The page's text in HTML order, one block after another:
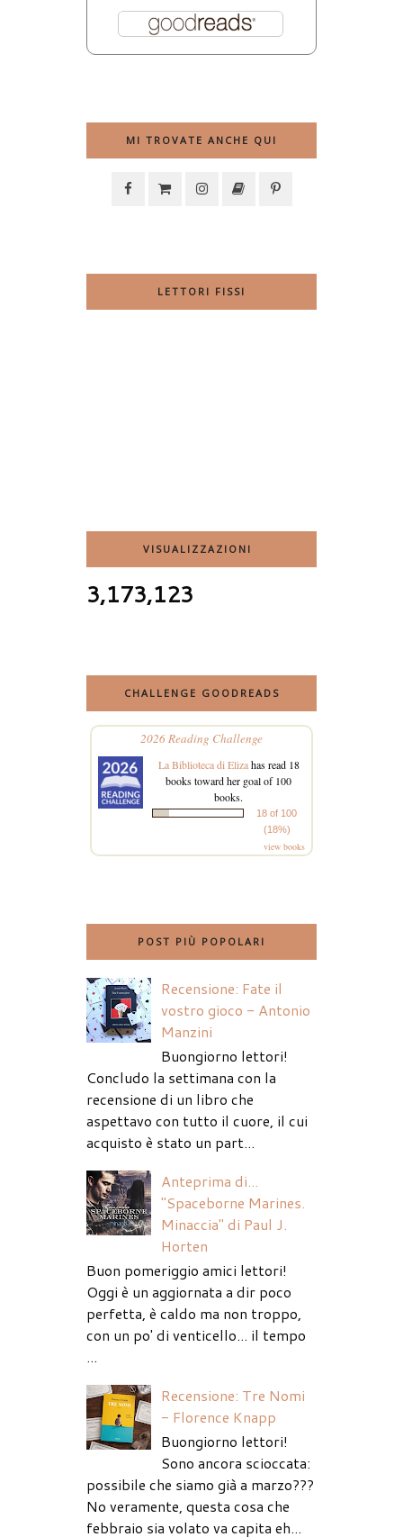
MI TROVATE ANCHE QUI
LETTORI FISSI
VISUALIZZAZIONI
3,173,123
CHALLENGE GOODREADS
2026 Reading Challenge
La Biblioteca di Elizahas read 18
books toward her goal of 100
books.
18 of 100
(18%)
view books
POST PIÙ POPOLARI
Recensione: Fate il
vostro gioco - Antonio
Manzini
Buongiorno lettori!
Concludo la settimana con la
recensione di un libro che
aspettavo con tutto il cuore, il cui
acquisto è stato un part...
Anteprima di...
"Spaceborne Marines.
Minaccia" di Paul J.
Horten
Buon pomeriggio amici lettori!
Oggi è un aggiornata a dir poco
perfetta, è caldo ma non troppo,
con un po' di venticello... il tempo
...
Recensione: Tre Nomi
- Florence Knapp
Buongiorno lettori!
Sono ancora scioccata:
possibile che siamo già a marzo???
No veramente, questa cosa che
febbraio sia volato va capita eh...